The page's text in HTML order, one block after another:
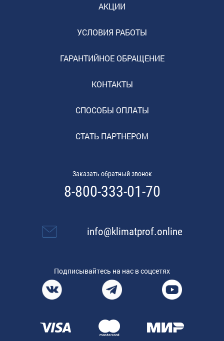
АКЦИИ
УСЛОВИЯ РАБОТЫ
ГАРАНТИЙНОЕ ОБРАЩЕНИЕ
КОНТАКТЫ
СПОСОБЫ ОПЛАТЫ
СТАТЬ ПАРТНЕРОМ
Заказать обратный звонок
8-800-333-01-70
info@klimatprof.online
Подписывайтесь на нас в соцсетях